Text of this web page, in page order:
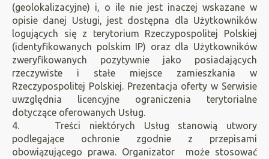
(geolokalizacyjne) i, o ile nie jest inaczej wskazane w
opisie danej Usługi, jest dostępna dla Użytkowników
logujących się z terytorium Rzeczypospolitej Polskiej
(identyfikowanych polskim IP) oraz dla Użytkowników
zweryfikowanych pozytywnie jako posiadających
rzeczywiste i stałe miejsce zamieszkania w
Rzeczypospolitej Polskiej. Prezentacja oferty w Serwisie
uwzględnia licencyjne ograniczenia terytorialne
dotyczące oferowanych Usług.
4. Treści niektórych Usług stanowią utwory
podlegające ochronie zgodnie z przepisami
obowiązującego prawa. Organizator może stosować